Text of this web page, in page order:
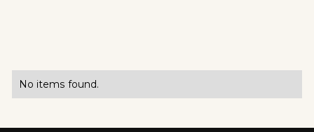
No items found.